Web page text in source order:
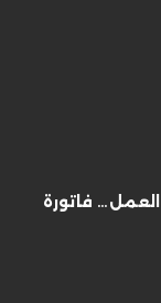
فاتورة